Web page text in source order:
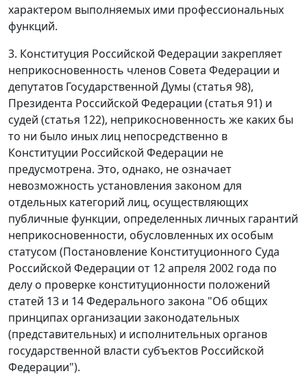
характером выполняемых ими профессиональных
функций.
3. Конституция Российской Федерации закрепляет
неприкосновенность членов Совета Федерации и
депутатов Государственной Думы (статья 98),
Президента Российской Федерации (статья 91) и
судей (статья 122), неприкосновенность же каких бы
то ни было иных лиц непосредственно в
Конституции Российской Федерации не
предусмотрена. Это, однако, не означает
невозможность установления законом для
отдельных категорий лиц, осуществляющих
публичные функции, определенных личных гарантий
неприкосновенности, обусловленных их особым
статусом (Постановление Конституционного Суда
Российской Федерации от 12 апреля 2002 года по
делу о проверке конституционности положений
статей 13 и 14 Федерального закона "Об общих
принципах организации законодательных
(представительных) и исполнительных органов
государственной власти субъектов Российской
Федерации").